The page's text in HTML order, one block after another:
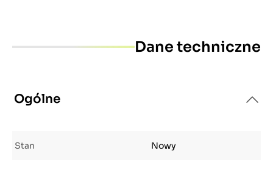
Dane techniczne
Ogólne
Stan Nowy